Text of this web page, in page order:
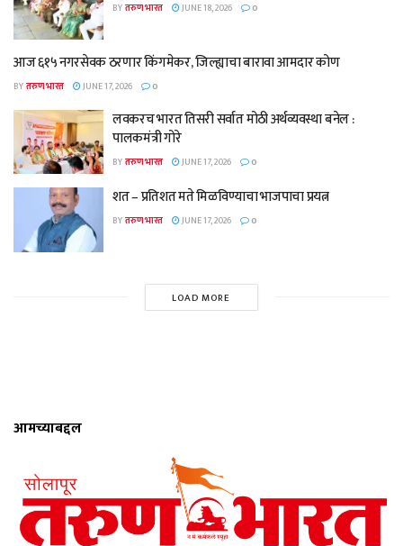
BYतरुण भारत JUNE 18, 2026 0
आज ६१५ नगरसेवक ठरणार किंगमेकर, जिल्ह्याचा बारावा आमदार कोण
BYतरुण भारत JUNE 17, 2026 0
लवकरच भारत तिसरी सर्वात मोठी अर्थव्यवस्था बनेल :
पालकमंत्री गोरे
BYतरुण भारत JUNE 17, 2026 0
शत – प्रतिशत मते मिळविण्याचा भाजपाचा प्रयत्न
BYतरुण भारत JUNE 17, 2026 0
LOAD MORE
आमच्याबद्दल